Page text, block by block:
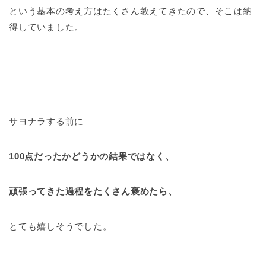
という基本の考え方はたくさん教えてきたので、そこは納
得していました。
サヨナラする前に
100点だったかどうかの結果ではなく、
頑張ってきた過程をたくさん褒めたら、
とても嬉しそうでした。